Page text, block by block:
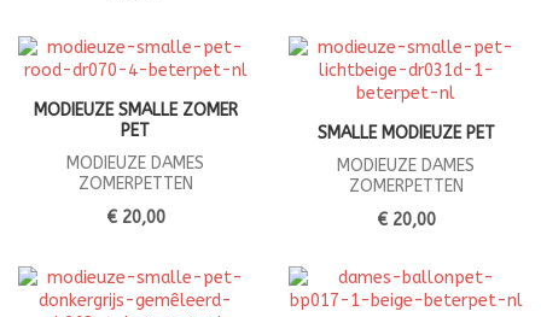
MODIEUZE SMALLE ZOMER
PET
MODIEUZE DAMES
ZOMERPETTEN
€ 20,00
SMALLE MODIEUZE PET
MODIEUZE DAMES
ZOMERPETTEN
€ 20,00